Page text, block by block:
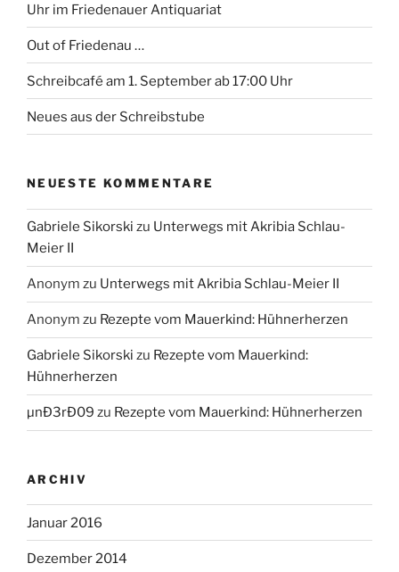
Uhr im Friedenauer Antiquariat
Out of Friedenau …
Schreibcafé am 1. September ab 17:00 Uhr
Neues aus der Schreibstube
NEUESTE KOMMENTARE
Gabriele Sikorski zu Unterwegs mit Akribia Schlau-
Meier II
Anonym zu Unterwegs mit Akribia Schlau-Meier II
Anonym zu Rezepte vom Mauerkind: Hühnerherzen
Gabriele Sikorski zu Rezepte vom Mauerkind:
Hühnerherzen
µnÐ3rÐ09 zu Rezepte vom Mauerkind: Hühnerherzen
ARCHIV
Januar 2016
Dezember 2014